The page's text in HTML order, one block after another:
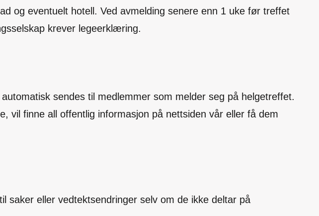
og eventuelt hotell. Ved avmelding senere enn 1 uke før treffet
krever legeerklæring.
sendes til medlemmer som melder seg på helgetreffet.
vil finne all offentlig informasjon på nettsiden vår eller få dem
saker eller vedtektsendringer selv om de ikke deltar på